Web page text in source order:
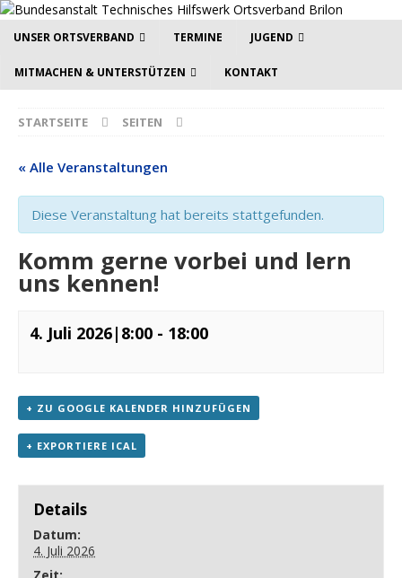
UNSER ORTSVERBAND TERMINE JUGEND
MITMACHEN & UNTERSTÜTZEN KONTAKT
STARTSEITE SEITEN
« Alle Veranstaltungen
Diese Veranstaltung hat bereits stattgefunden.
Komm gerne vorbei und lern
uns kennen!
4. Juli 2026|8:00 - 18:00
+ ZU GOOGLE KALENDER HINZUFÜGEN
+ EXPORTIERE ICAL
Details
Datum:
4. Juli 2026